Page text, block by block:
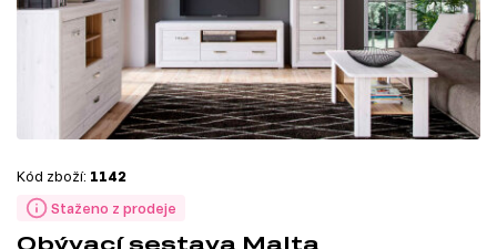
Staženo z prodeje
Kód zboží: 1142
Obývací sestava Malta